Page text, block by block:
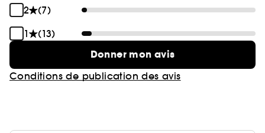
Rodriguez a pensé le design de ses coffrets de
manière plus responsable. Nous vous
encourageons à donner une seconde vie à vos
coffrets en les réutilisant ou en les recyclant**.
2
(7)
1
(13)
Donner mon avis
Conditions de publication des avis